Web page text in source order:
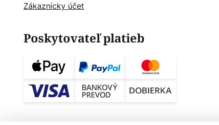
Zákaznícky účet
Poskytovateľ platieb